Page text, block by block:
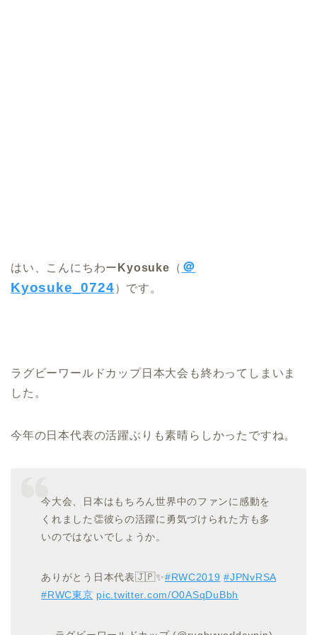
はい、こんにちわー Kyosuke （ ＠
Kyosuke_0724）です。
ラグビーワールドカップ日本大会も終わってしまいま
した。
今年の日本代表の活躍ぶりも素晴らしかったですね。
今大会、日本はもちろん世界中のファンに感動を
くれました👏彼らの活躍に勇気づけられた方も多
いのではないでしょうか。
ありがとう日本代表🇯🇵✨#RWC2019 #JPNvRSA
#RWC東京 pic.twitter.com/O0ASqDuBbh